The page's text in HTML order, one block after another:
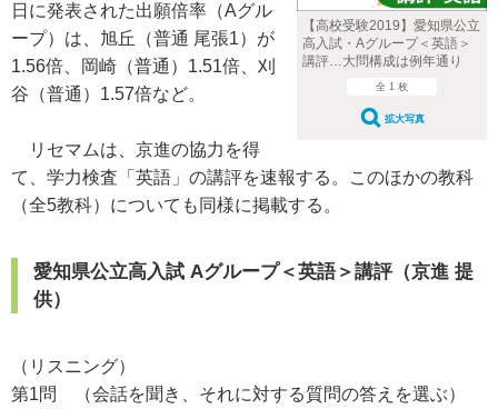
【高校受験2019】愛知県公立
高入試・Aグループ＜英語＞
講評…大問構成は例年通り
全 1 枚
拡大写真
日に発表された出願倍率（Aグル
ープ）は、旭丘（普通 尾張1）が
1.56倍、岡崎（普通）1.51倍、刈
谷（普通）1.57倍など。
リセマムは、京進の協力を得
て、学力検査「英語」の講評を速報する。このほかの教科
（全5教科）についても同様に掲載する。
愛知県公立高入試 Aグループ＜英語＞講評（京進 提
供）
（リスニング）
第1問 （会話を聞き、それに対する質問の答えを選ぶ）